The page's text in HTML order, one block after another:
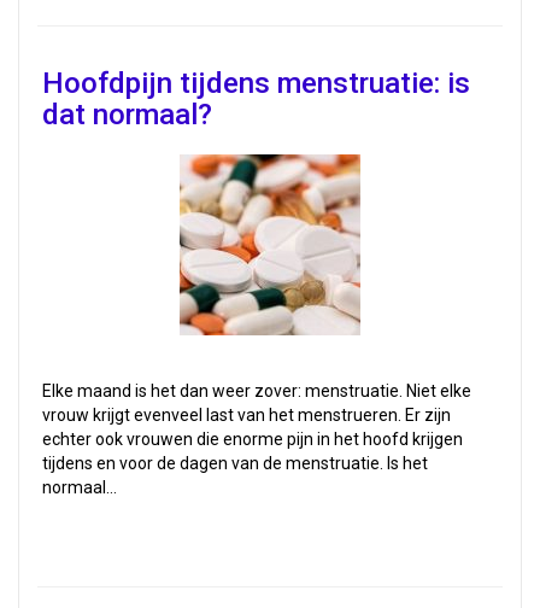
Hoofdpijn tijdens menstruatie: is
dat normaal?
Elke maand is het dan weer zover: menstruatie. Niet elke
vrouw krijgt evenveel last van het menstrueren. Er zijn
echter ook vrouwen die enorme pijn in het hoofd krijgen
tijdens en voor de dagen van de menstruatie. Is het
normaal…